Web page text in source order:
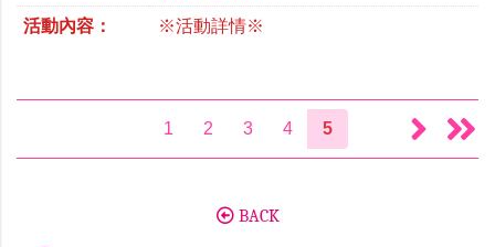
活動內容： ※活動詳情※
1 2 3 4 5
BACK